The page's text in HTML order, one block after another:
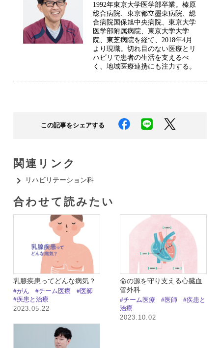
1992年東京大学医学部卒業。榛原
総合病院、東京都立墨東病院、総
合病院国保旭中央病院、東京大学
医学部附属病院、東京大学大学
院、東芝病院を経て、2018年4月
より現職。切れ目のない医療とリ
ハビリで患者の生活を支えるべ
く、地域医療連携にも注力する。
この記事をシェアする
関連リンク
リハビリテーション科​
合わせて読みたい​
乳腺疾患ってどんな病気？
#がん #チーム医療
#医師
#疾患と治療
2023.05.22
命の源を守り支える心臓血
管外科
#チーム医療 #医師
#疾患と
治療
2023.10.02